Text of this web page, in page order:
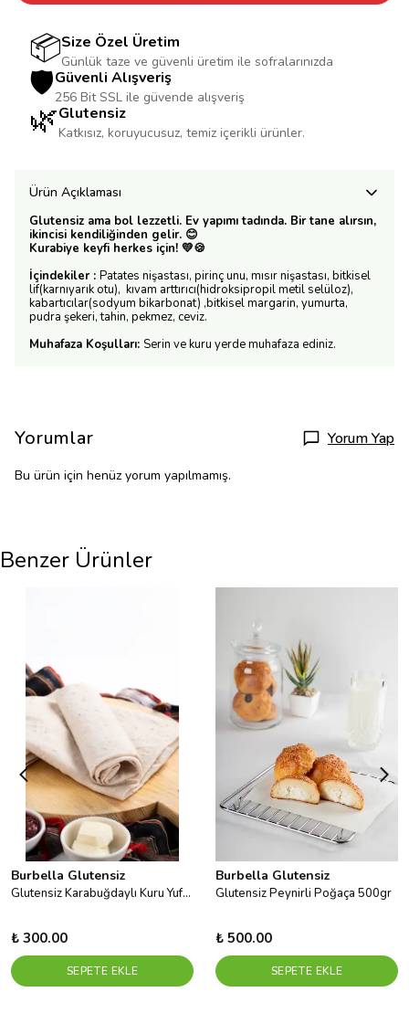
📦Size Özel Üretim
Günlük taze ve güvenli üretim ile sofralarınızda
🛡️Güvenli Alışveriş
256 Bit SSL ile güvende alışveriş
🌿Glutensiz
Katkısız, koruyucusuz, temiz içerikli ürünler.
Ürün Açıklaması
Glutensiz ama bol lezzetli. Ev yapımı tadında. Bir tane alırsın,
ikincisi kendiliğinden gelir. 😊
Kurabiye keyfi herkes için! 💛🍪
İçindekiler : Patates nişastası, pirinç unu, mısır nişastası, bitkisel
lif(karnıyarık otu), kıvam arttırıcı(hidroksipropil metil selüloz),
kabartıcılar(sodyum bikarbonat) ,bitkisel margarin, yumurta,
pudra şekeri, tahin, pekmez, ceviz.
Muhafaza Koşulları: Serin ve kuru yerde muhafaza ediniz.
Yorumlar Yorum Yap
Bu ürün için henüz yorum yapılmamış.
Benzer Ürünler
Burbella Glutensiz
Glutensiz Karabuğdaylı Kuru Yufka 140 G X 3 Adet
₺ 300.00
SEPETE EKLE
Burbella Glutensiz
Glutensiz Peynirli Poğaça 500gr
₺ 500.00
SEPETE EKLE